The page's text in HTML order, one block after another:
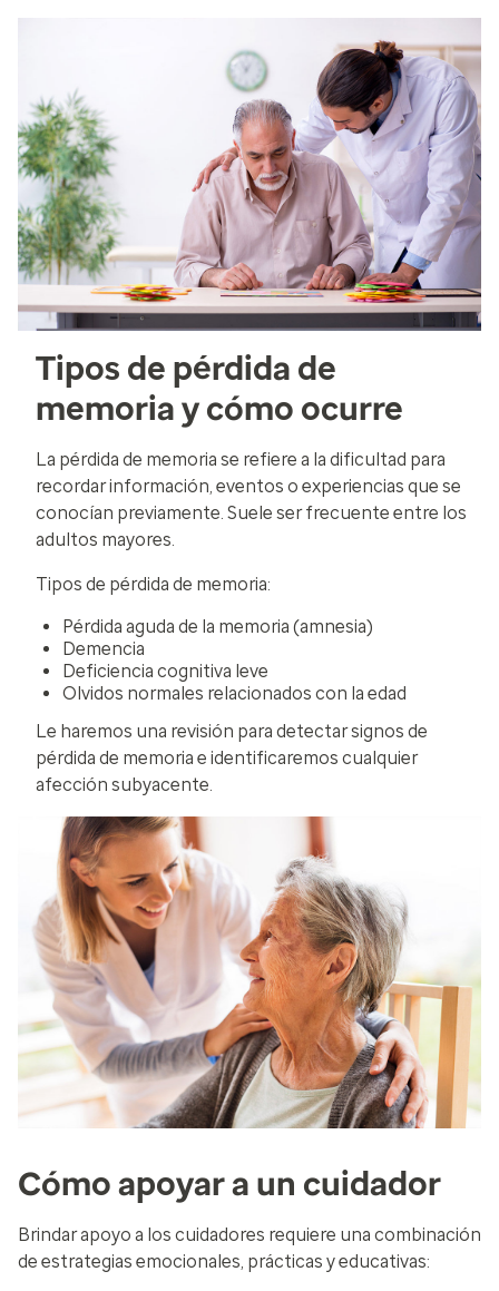
Tipos de pérdida de
memoria y cómo ocurre
La pérdida de memoria se refiere a la dificultad para
recordar información, eventos o experiencias que se
conocían previamente. Suele ser frecuente entre los
adultos mayores.
Tipos de pérdida de memoria:
Pérdida aguda de la memoria (amnesia)
Demencia
Deficiencia cognitiva leve
Olvidos normales relacionados con la edad
Le haremos una revisión para detectar signos de
pérdida de memoria e identificaremos cualquier
afección subyacente.
Cómo apoyar a un cuidador
Brindar apoyo a los cuidadores requiere una combinación
de estrategias emocionales, prácticas y educativas: